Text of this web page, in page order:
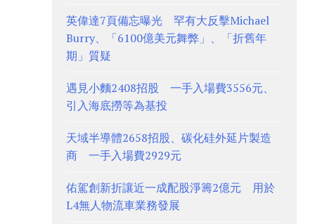
英偉達7頁備忘曝光 罕有大反擊Michael
Burry、「6100億美元舞弊」、「折舊年
期」質疑
遇見小麵2408招股 一手入場費3556元、
引入海底撈等為基投
天域半導體2658招股、碳化硅外延片製造
商 一手入場費2929元
佑駕創新折讓近一成配股淨籌2億元 用於
L4無人物流車業務發展